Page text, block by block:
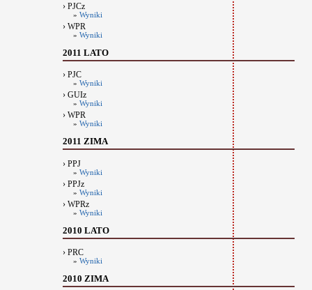
› PJCz
» Wyniki
› WPR
» Wyniki
2011 LATO
› PJC
» Wyniki
› GUIz
» Wyniki
› WPR
» Wyniki
2011 ZIMA
› PPJ
» Wyniki
› PPJz
» Wyniki
› WPRz
» Wyniki
2010 LATO
› PRC
» Wyniki
2010 ZIMA